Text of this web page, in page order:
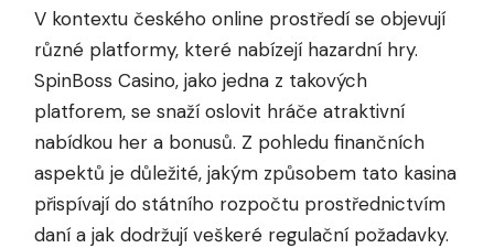
V kontextu českého online prostředí se objevují
různé platformy, které nabízejí hazardní hry.
SpinBoss Casino, jako jedna z takových
platforem, se snaží oslovit hráče atraktivní
nabídkou her a bonusů. Z pohledu finančních
aspektů je důležité, jakým způsobem tato kasina
přispívají do státního rozpočtu prostřednictvím
daní a jak dodržují veškeré regulační požadavky.